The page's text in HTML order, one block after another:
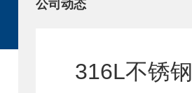
公司动态
316L不锈